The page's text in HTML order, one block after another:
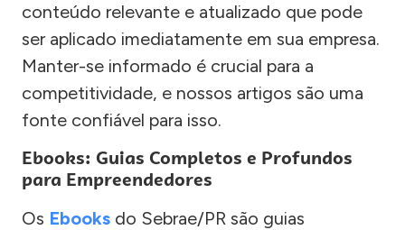
conteúdo relevante e atualizado que pode
ser aplicado imediatamente em sua empresa.
Manter-se informado é crucial para a
competitividade, e nossos artigos são uma
fonte confiável para isso.
Ebooks: Guias Completos e Profundos
para Empreendedores
Os Ebooks do Sebrae/PR são guias